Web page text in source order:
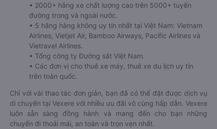
• 2000+ hãng xe chất lượng cao trên 5000+ tuyến
đường trong và ngoài nước.
• 5 hãng hàng không uy tín nhất tại Việt Nam: Vietnam
Airlines, Vietjet Air, Bamboo Airways, Pacific Airlines và
Vietravel Airlines.
• Tổng công ty Đường sắt Việt Nam.
• Các đơn vị cho thuê xe máy, thuê xe du lịch uy tín
trên toàn quốc.
Chỉ với vài thao tác đơn giản, bạn đã có thể đặt được dịch vụ
di chuyển tại Vexere với nhiều ưu đãi vô cùng hấp dẫn. Vexere
luôn sẵn sàng đồng hành và mang đến cho bạn những
chuyến đi thoải mái, an toàn và trọn vẹn nhất.